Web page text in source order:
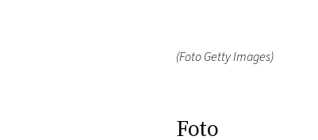
(Foto Getty Images)
Foto